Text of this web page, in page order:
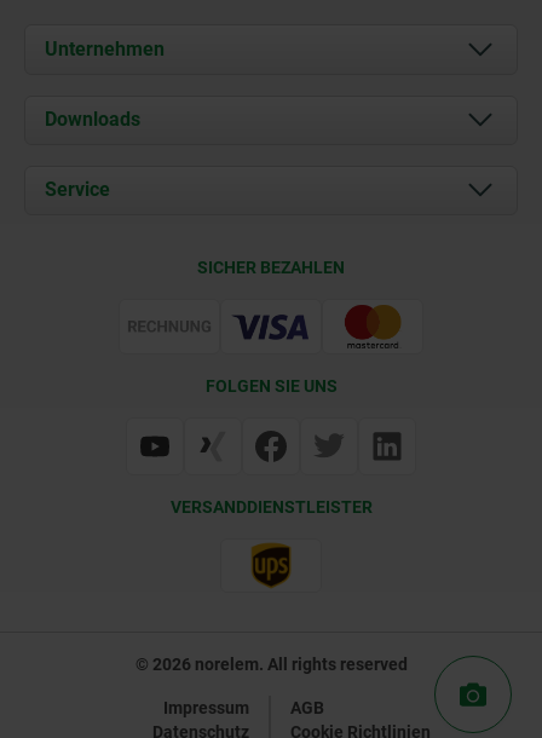
Unternehmen
Über uns
Karriere
Downloads
Dokumente
Service
Web Support
SICHER BEZAHLEN
FOLGEN SIE UNS
VERSANDDIENSTLEISTER
© 2026 norelem. All rights reserved
Impressum
AGB
Datenschutz
Cookie Richtlinien